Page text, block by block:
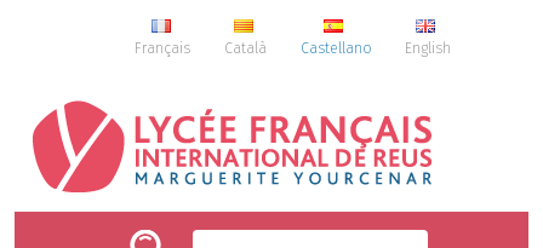
Français Català Castellano English